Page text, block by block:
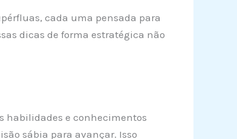
cada uma pensada para
dicas de forma estratégica não
habilidades e conhecimentos
sábia para avançar. Isso